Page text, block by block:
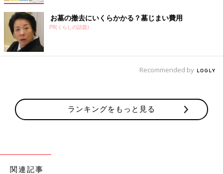
妊婦ごはんは、パパにお願いするのもおすすめ
です。パパがちょっとお料理が苦手でも作れ
妊娠中におススメのアプリ
お墓の撤去にいくらかかる？墓じまい費用
PR(くらしの話題)
Recommended by
ランキングをもっと見る
関連記事